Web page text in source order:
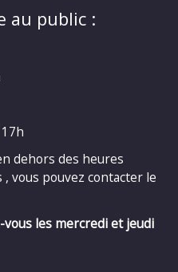
au public :
dehors des heures
vous pouvez contacter le
vous les mercredi et jeudi